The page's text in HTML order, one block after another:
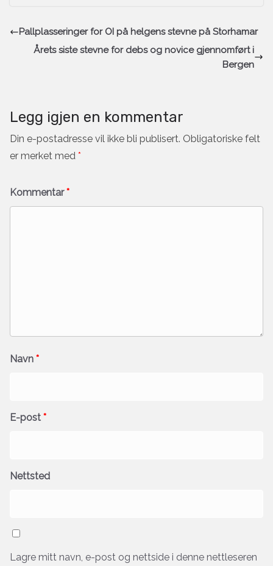
Pallplasseringer for OI på helgens stevne på Storhamar
Årets siste stevne for debs og novice gjennomført i
Bergen
Legg igjen en kommentar
Din e-postadresse vil ikke bli publisert. Obligatoriske felt
er merket med *
Kommentar*
Navn *
E-post *
Nettsted
Lagre mitt navn, e-post og nettside i denne nettleseren